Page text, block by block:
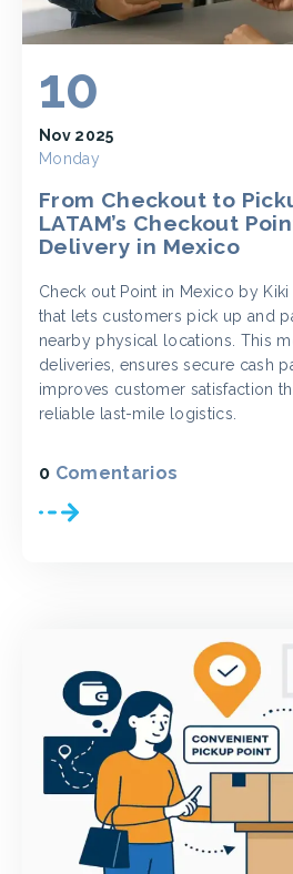
10
Nov 2025
Monday
From Checkout to
LATAM’s Checkout
Delivery in Mexico
Check out Point in Mexico by Kiki
that lets customers pick up and
nearby physical locations. This
deliveries, ensures secure cash
improves customer satisfaction
reliable last-mile logistics.
0 Comentarios